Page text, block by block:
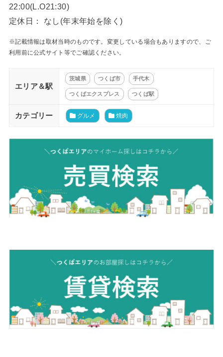
22:00(L.O21:30)
定休日： なし(年末年始を除く)
※記載情報は取材当時のものです。変更している場合もありますので、ご
利用前に公式サイト等でご確認ください。
エリア＆駅
茨城県 つくば市 手代木
つくばエクスプレス つくば駅
カテゴリー グルメ 焼肉